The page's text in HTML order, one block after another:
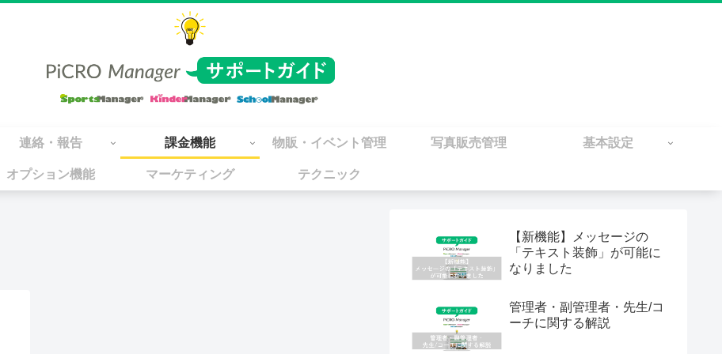
連絡・報告 課金機能 物販・イベント管理 写真販売管理 基本設定
オプション機能 マーケティング テクニック
【新機能】メッセージの
「テキスト装飾」が可能に
なりました
管理者・副管理者・先生/コ
ーチに関する解説